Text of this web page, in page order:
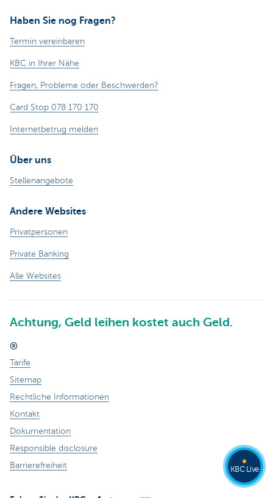
Haben Sie nog Fragen?
Termin vereinbaren
KBC in Ihrer Nähe
Fragen, Probleme oder Beschwerden?
Card Stop 078 170 170
Internetbetrug melden
Über uns
Stellenangebote
Andere Websites
Privatpersonen
Private Banking
Alle Websites
Achtung, Geld leihen kostet auch Geld.
®
Tarife
Sitemap
Rechtliche Informationen
Kontakt
Dokumentation
Responsible disclosure
Barrierefreiheit
KBC Live